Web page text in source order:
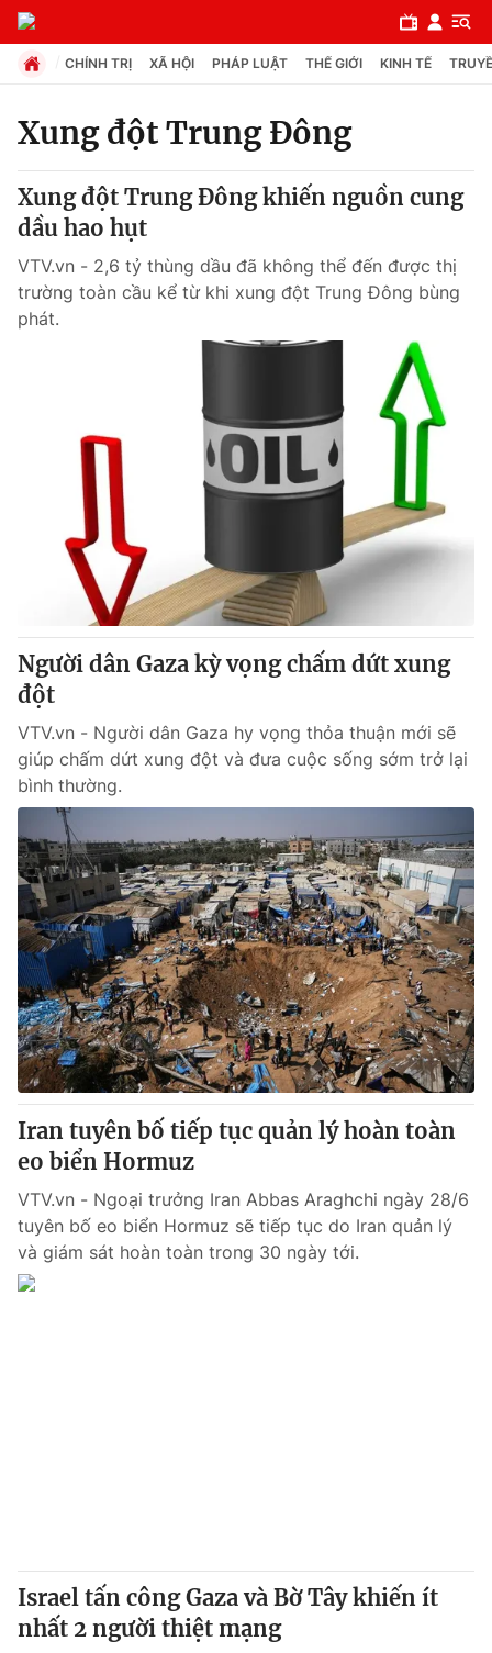
Chuyên mục
Chính trị
Xã hội
Thế giới
Thế giới đó đây
Câu chuyện quốc tế
Kinh tế
Tài chính
Thị trường
Góc doanh nghiệp
Dữ liệu và đời sống
Truyền hình
Phim VTV
Hậu trường
Nhân vật
Khán giả
Giải sao mai
Giải trí
Điện ảnh
Âm nhạc
Sao
Đời sống
Du lịch
Làm đẹp
Chất lượng cuộc sống
Giáo dục
Tuyển sinh
Học trực tuyến
Công nghệ
Hitech Công nghệ tương lai
Sản phẩm
Thị trường
Tư vấn
Giao lưu trực tuyến
Lịch phát sóng
Chuyên mục khác
Emagazine
Photo Infographic
Video
VTV9
CHÍNH TRỊ XÃ HỘI PHÁP LUẬT THẾ GIỚI KINH TẾ
Xung đột Trung Đông
Xung đột Trung Đông khiến nguồn cung
dầu hao hụt
VTV.vn - 2,6 tỷ thùng dầu đã không thể đến được thị
trường toàn cầu kể từ khi xung đột Trung Đông bùng
phát.
Người dân Gaza kỳ vọng chấm dứt xung
đột
VTV.vn - Người dân Gaza hy vọng thỏa thuận mới sẽ
giúp chấm dứt xung đột và đưa cuộc sống sớm trở lại
bình thường.
Iran tuyên bố tiếp tục quản lý hoàn toàn
eo biển Hormuz
VTV.vn - Ngoại trưởng Iran Abbas Araghchi ngày 28/6
tuyên bố eo biển Hormuz sẽ tiếp tục do Iran quản lý
và giám sát hoàn toàn trong 30 ngày tới.
Israel tấn công Gaza và Bờ Tây khiến ít
nhất 2 người thiệt mạng